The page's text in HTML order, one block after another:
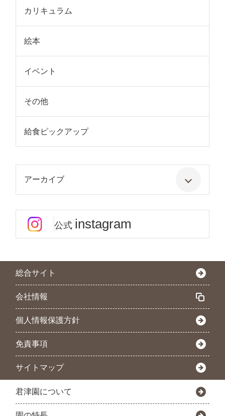
カリキュラム
絵本
イベント
その他
給食ピックアップ
アーカイブ
公式 instagram
総合サイト
会社情報
個人情報保護方針
免責事項
サイトマップ
君津園について